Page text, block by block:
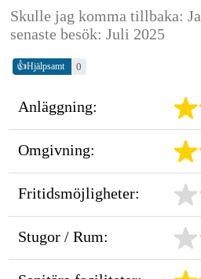
Skulle jag komma tillbaka: Ja
senaste besök: Juli 2025
👍Hjälpsamt 0
Anläggning:
Omgivning:
Fritidsmöjligheter:
Stugor / Rum: